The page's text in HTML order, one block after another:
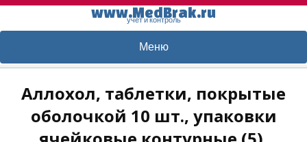
www.MedBrak.ru
учет и контроль
Меню
Аллохол, таблетки, покрытые
оболочкой 10 шт., упаковки